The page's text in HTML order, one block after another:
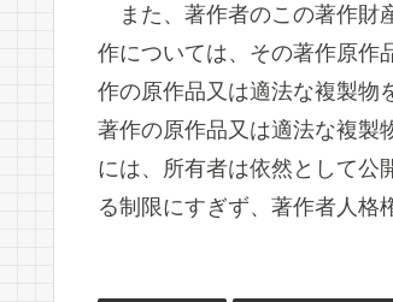
また、著作者のこの著作財
作については、その著作原作
作の原作品又は適法な複製物
著作の原作品又は適法な複製
には、所有者は依然として公
る制限にすぎず、著作者人格